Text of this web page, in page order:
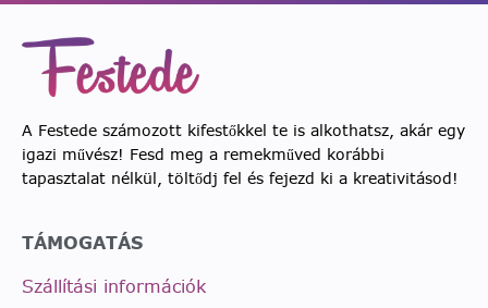
A Festede számozott kifestőkkel te is alkothatsz, akár egy
igazi művész! Fesd meg a remekműved korábbi
tapasztalat nélkül, töltődj fel és fejezd ki a kreativitásod!
TÁMOGATÁS
Szállítási információk